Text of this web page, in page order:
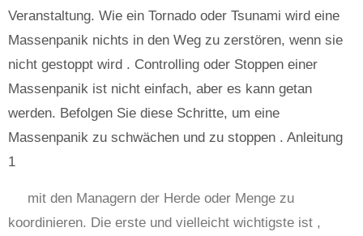
Veranstaltung. Wie ein Tornado oder Tsunami wird eine
Massenpanik nichts in den Weg zu zerstören, wenn sie
nicht gestoppt wird . Controlling oder Stoppen einer
Massenpanik ist nicht einfach, aber es kann getan
werden. Befolgen Sie diese Schritte, um eine
Massenpanik zu schwächen und zu stoppen . Anleitung
1
mit den Managern der Herde oder Menge zu
koordinieren. Die erste und vielleicht wichtigste ist ,